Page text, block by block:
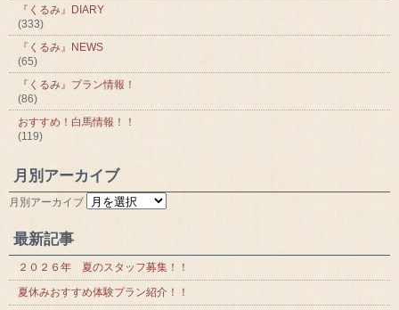
『くるみ』DIARY
(333)
『くるみ』NEWS
(65)
『くるみ』プラン情報！
(86)
おすすめ！白馬情報！！
(119)
月別アーカイブ
月別アーカイブ
最新記事
２０２６年 夏のスタッフ募集！！
夏休みおすすめ体験プラン紹介！！